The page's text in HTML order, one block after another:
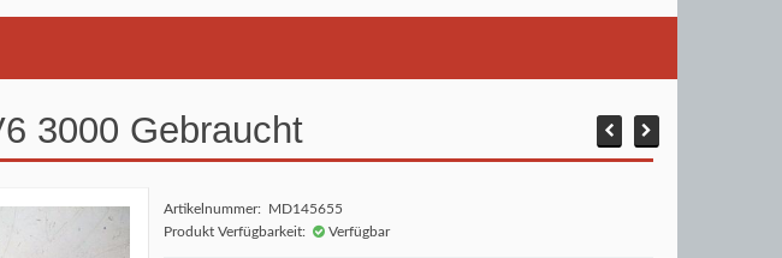
3000 Gebraucht
Artikelnummer: MD145655
Produkt Verfügbarkeit:
Verfügbar